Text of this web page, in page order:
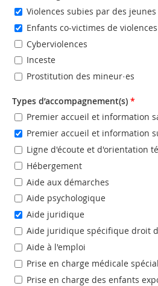
Violences subies par des
Enfants co-victimes de
Cyberviolences
Inceste
Prostitution des mineur·es
Types d’accompagnement(s) *
Premier accueil et information
Premier accueil et information
Ligne d'écoute et d'orientation
Hébergement
Aide aux démarches
Aide psychologique
Aide juridique
Aide juridique spécifique droit
Aide à l'emploi
Prise en charge médicale
Prise en charge des enfants